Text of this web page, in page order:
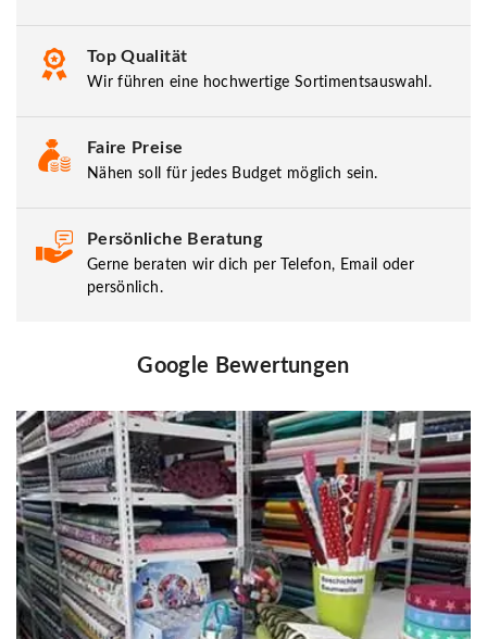
Top Qualität
Wir führen eine hochwertige Sortimentsauswahl.
Faire Preise
Nähen soll für jedes Budget möglich sein.
Persönliche Beratung
Gerne beraten wir dich per Telefon, Email oder
persönlich.
Google Bewertungen